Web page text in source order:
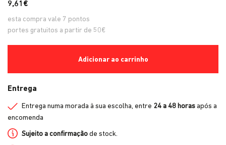
9,61€
esta compra vale 7 pontos
portes gratuitos a partir de 50€
Adicionar ao carrinho
Entrega
Entrega numa morada à sua escolha, entre 24 a 48 horasapós a
encomenda
Sujeito a confirmaçãode stock.